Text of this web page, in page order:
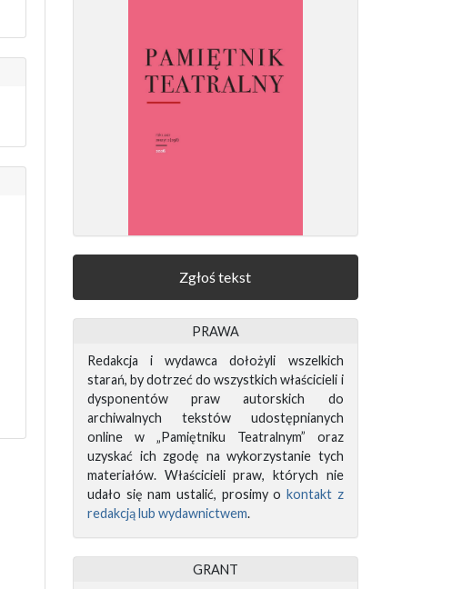
Zgłoś tekst
PRAWA
Redakcja i wydawca dołożyli wszelkich
starań, by dotrzeć do wszystkich właścicieli i
dysponentów praw autorskich do
archiwalnych tekstów udostępnianych
online w „Pamiętniku Teatralnym” oraz
uzyskać ich zgodę na wykorzystanie tych
materiałów. Właścicieli praw, których nie
udało się nam ustalić, prosimy o kontakt z
redakcją lub wydawnictwem.
GRANT